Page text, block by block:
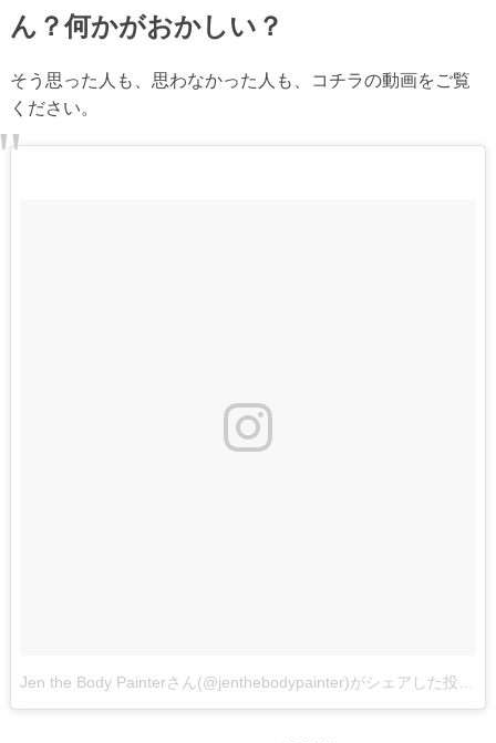
ん？何かがおかしい？
そう思った人も、思わなかった人も、コチラの動画をご覧
ください。